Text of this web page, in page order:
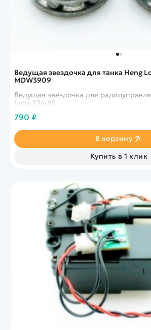
Ведущая звездочка для танка Heng
MDW3909
Ведущая звездочка для
Long T34-85
790 ₽
В корзину
Купить в 1 клик